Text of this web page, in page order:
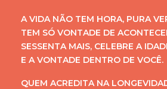
A VIDA NÃO TEM HORA, PURA
TEM SÓ VONTADE DE
SESSENTA MAIS, CELEBRE A
E A VONTADE DENTRO DE VOCÊ.
QUEM ACREDITA NA